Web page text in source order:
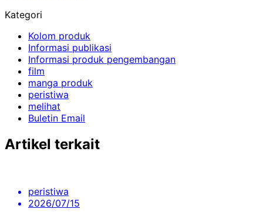
Kategori
Kolom produk
Informasi publikasi
Informasi produk pengembangan
film
manga produk
peristiwa
melihat
Buletin Email
Artikel terkait
peristiwa
2026/07/15